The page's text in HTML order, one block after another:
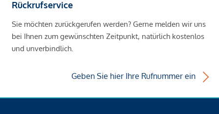
Rückrufservice
Sie möchten zurückgerufen werden? Gerne melden wir uns
bei Ihnen zum gewünschten Zeitpunkt, natürlich kostenlos
und unverbindlich.
Geben Sie hier Ihre Rufnummer ein